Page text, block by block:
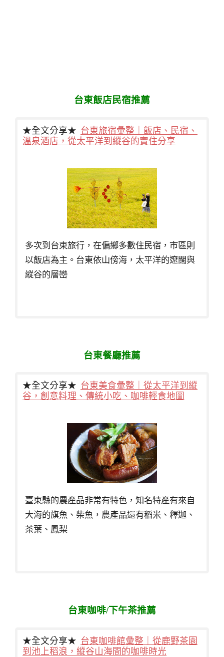
台東飯店民宿推薦
★全文分享★ 台東旅宿彙整｜飯店、民宿、
溫泉酒店，從太平洋到縱谷的實住分享
多次到台東旅行，在偏鄉多數住民宿，市區則
以飯店為主。台東依山傍海，太平洋的遼闊與
縱谷的層巒
台東餐廳推薦
★全文分享★ 台東美食彙整｜從太平洋到縱
谷，創意料理、傳統小吃、咖啡輕食地圖
臺東縣的農產品非常有特色，知名特產有來自
大海的旗魚、柴魚，農產品還有稻米、釋迦、
茶葉、鳳梨
台東咖啡/下午茶推薦
★全文分享★ 台東咖啡館彙整｜從鹿野茶園
到池上稻浪，縱谷山海間的咖啡時光